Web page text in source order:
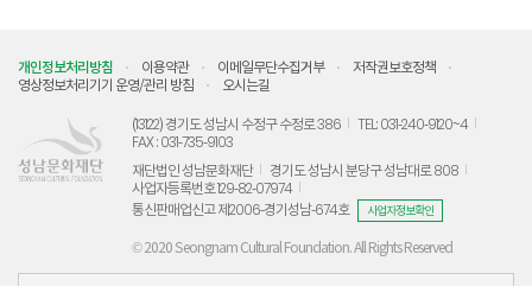
개인정보처리방침 이용약관 이메일무단수집거부
저작권보호정책
영상정보처리기기 운영/관리 방침
오시는길
(13122) 경기도 성남시 수정구 수정로 386
TEL: 031-240-9120~4
FAX : 031-735-9103
재단법인 성남문화재단
경기도 성남시 분당구 성남대로 808
사업자등록번호 129-82-07974
통신판매업신고 제2006-경기성남-674호
사업자정보확인
© 2020 Seongnam Cultural Foundation. All Rights Reserved